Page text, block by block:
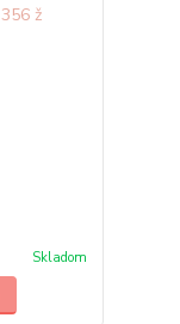
Skladom